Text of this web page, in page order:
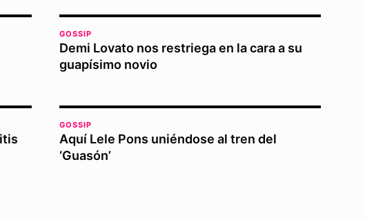
GOSSIP
Demi Lovato nos restriega en la cara a su
guapísimo novio
GOSSIP
Aquí Lele Pons uniéndose al tren del
‘Guasón’